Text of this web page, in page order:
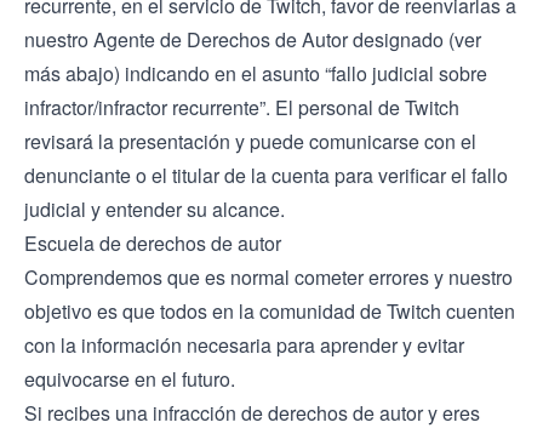
nuestro Agente de Derechos de Autor designado (ver
más abajo) indicando en el asunto “fallo judicial sobre
infractor/infractor recurrente”. El personal de Twitch
revisará la presentación y puede comunicarse con el
denunciante o el titular de la cuenta para verificar el fallo
judicial y entender su alcance.
Escuela de derechos de autor
Comprendemos que es normal cometer errores y nuestro
objetivo es que todos en la comunidad de Twitch cuenten
con la información necesaria para aprender y evitar
equivocarse en el futuro.
Si recibes una infracción de derechos de autor y eres